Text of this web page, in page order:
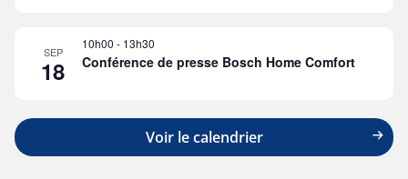
SEP
18
10h00 - 13h30
Conférence de presse Bosch Home Comfort
Voir le calendrier